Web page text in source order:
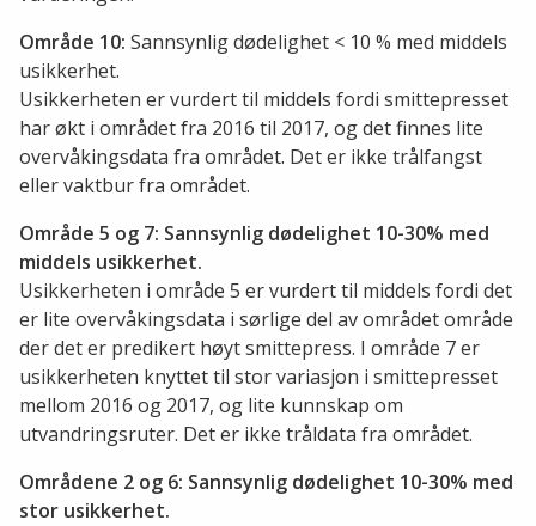
Område 10: Sannsynlig dødelighet < 10 % med middels
usikkerhet.
Usikkerheten er vurdert til middels fordi smittepresset
har økt i området fra 2016 til 2017, og det finnes lite
overvåkingsdata fra området. Det er ikke trålfangst
eller vaktbur fra området.
Område 5 og 7: Sannsynlig dødelighet 10-30% med
middels usikkerhet.
Usikkerheten i område 5 er vurdert til middels fordi det
er lite overvåkingsdata i sørlige del av området område
der det er predikert høyt smittepress. I område 7 er
usikkerheten knyttet til stor variasjon i smittepresset
mellom 2016 og 2017, og lite kunnskap om
utvandringsruter. Det er ikke tråldata fra området.
Områdene 2 og 6: Sannsynlig dødelighet 10-30% med
stor usikkerhet.